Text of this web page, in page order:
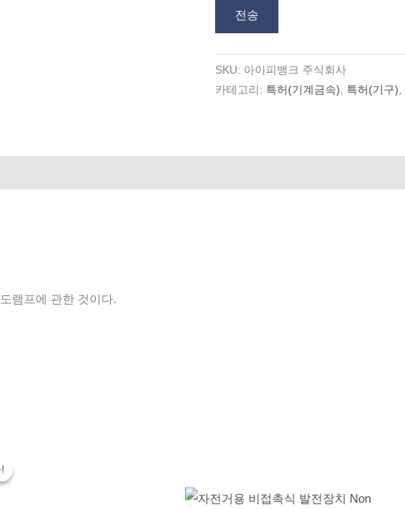
전송
SKU: 아이피뱅크 주식회사
카테고리: 특허(기계금속), 특허(기구),
램프에 관한 것이다.